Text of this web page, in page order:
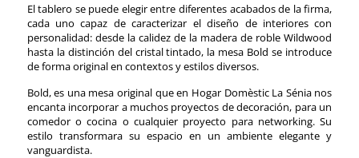
El tablero se puede elegir entre diferentes acabados de la firma,
cada uno capaz de caracterizar el diseño de interiores con
personalidad: desde la calidez de la madera de roble Wildwood
hasta la distinción del cristal tintado, la mesa Bold se introduce
de forma original en contextos y estilos diversos.
Bold, es una mesa original que en Hogar Domèstic La Sénia nos
encanta incorporar a muchos proyectos de decoración, para un
comedor o cocina o cualquier proyecto para networking. Su
estilo transformara su espacio en un ambiente elegante y
vanguardista.